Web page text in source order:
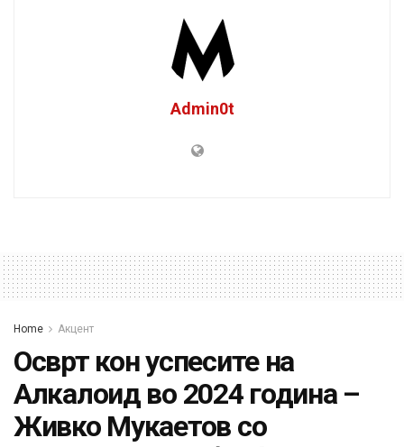
Admin0t
Home Акцент
Осврт кон успесите на
Алкалоид во 2024 година –
Живко Мукаетов со